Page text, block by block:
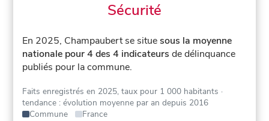
Sécurité
En 2025, Champaubert se situesous la moyenne
nationale pour 4 des 4 indicateurs de délinquance
publiés pour la commune.
Faits enregistrés en 2025, taux pour 1 000 habitants ·
tendance : évolution moyenne par an depuis 2016
Commune
France